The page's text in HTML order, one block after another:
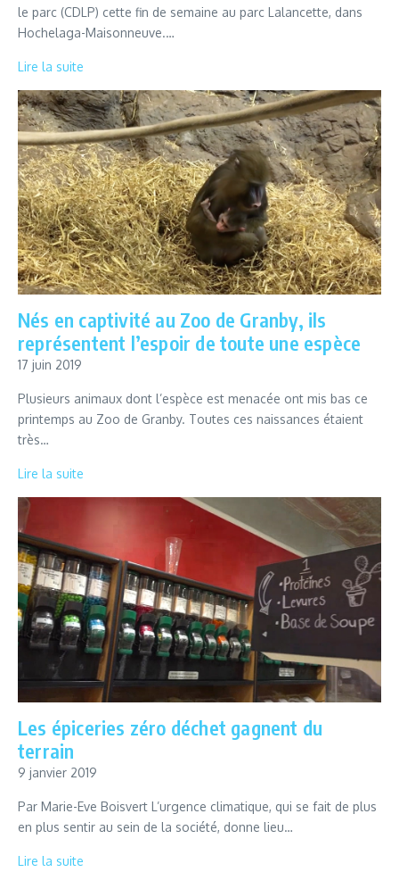
le parc (CDLP) cette fin de semaine au parc Lalancette, dans
Hochelaga-Maisonneuve.…
Lire la suite
Nés en captivité au Zoo de Granby, ils
représentent l’espoir de toute une espèce
17 juin 2019
Plusieurs animaux dont l’espèce est menacée ont mis bas ce
printemps au Zoo de Granby. Toutes ces naissances étaient
très…
Lire la suite
Les épiceries zéro déchet gagnent du
terrain
9 janvier 2019
Par Marie-Eve Boisvert L’urgence climatique, qui se fait de plus
en plus sentir au sein de la société, donne lieu…
Lire la suite